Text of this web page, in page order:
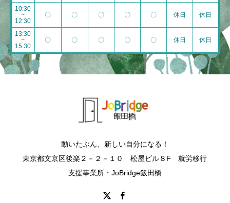
10:30
~
12:30
〇 〇 〇 〇 〇 休日 休日
13:30
~
15:30
〇 〇 〇 〇 〇 休日 休日
動いたぶん、新しい自分になる！
東京都文京区後楽２－２－１０ 松屋ビル８F 就労移行
支援事業所・JoBridge飯田橋